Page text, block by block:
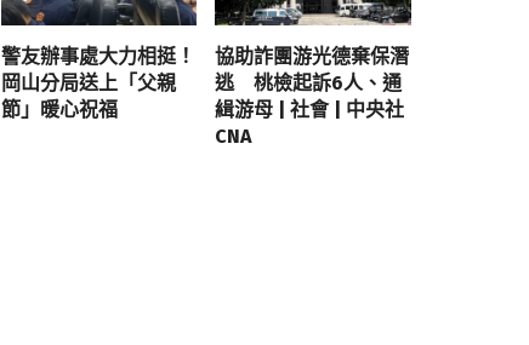
警友辦事處大力相挺！
岡山分局送上「父親
節」暖心祝福
協助詐團游光德棄保潛
逃 桃檢起訴6人、通
緝游母 | 社會 | 中央社
CNA